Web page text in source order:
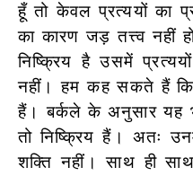
हूँ तो केवल प्रत्ययों का
का कारण जड़ तत्त्व नहीं
निष्क्रिय है उसमें
नहीं। हम कह सकते हैं कि
हैं। बर्कले के अनुसार यह
तो निष्क्रिय हैं। अतः
शक्ति नहीं। साथ ही साथ